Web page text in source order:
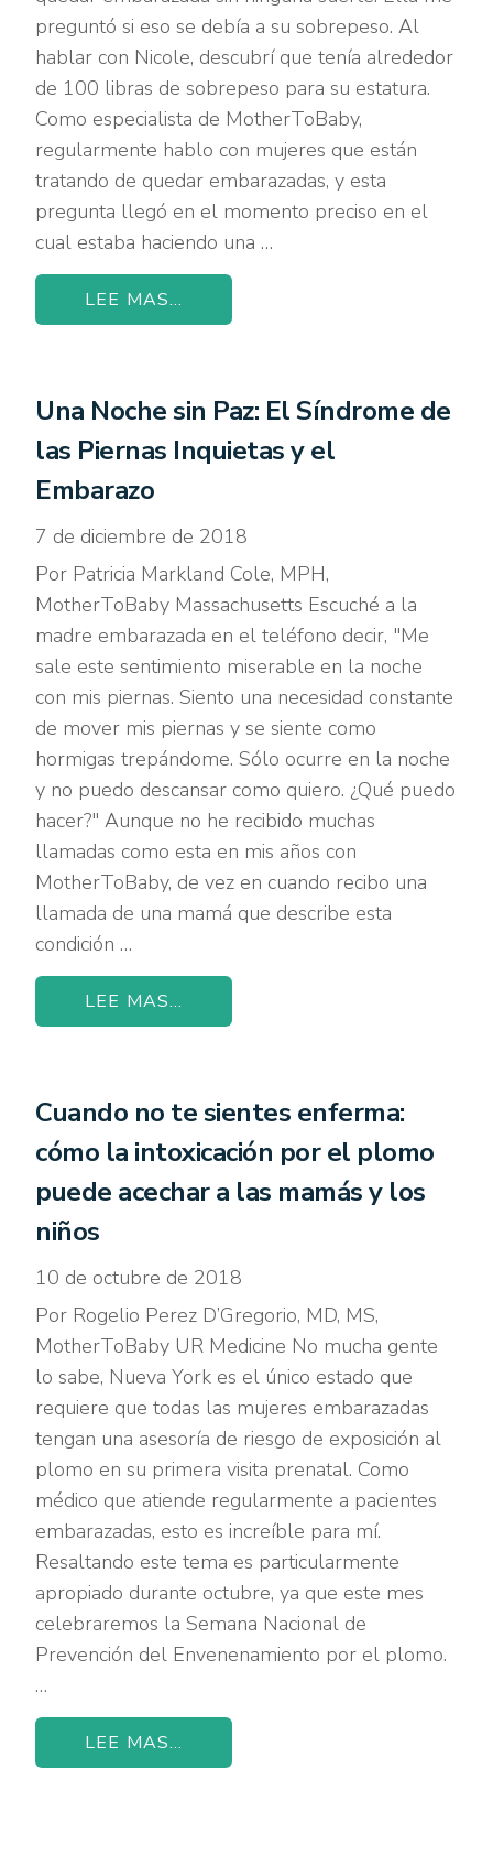
preguntó si eso se debía a su sobrepeso. Al
hablar con Nicole, descubrí que tenía alrededor
de 100 libras de sobrepeso para su estatura.
Como especialista de MotherToBaby,
regularmente hablo con mujeres que están
tratando de quedar embarazadas, y esta
pregunta llegó en el momento preciso en el
cual estaba haciendo una …
LEE MAS...
Una Noche sin Paz: El Síndrome de
las Piernas Inquietas y el
Embarazo
7 de diciembre de 2018
Por Patricia Markland Cole, MPH,
MotherToBaby Massachusetts Escuché a la
madre embarazada en el teléfono decir, "Me
sale este sentimiento miserable en la noche
con mis piernas. Siento una necesidad constante
de mover mis piernas y se siente como
hormigas trepándome. Sólo ocurre en la noche
y no puedo descansar como quiero. ¿Qué puedo
hacer?" Aunque no he recibido muchas
llamadas como esta en mis años con
MotherToBaby, de vez en cuando recibo una
llamada de una mamá que describe esta
condición …
LEE MAS...
Cuando no te sientes enferma:
cómo la intoxicación por el plomo
puede acechar a las mamás y los
niños
10 de octubre de 2018
Por Rogelio Perez D’Gregorio, MD, MS,
MotherToBaby UR Medicine No mucha gente
lo sabe, Nueva York es el único estado que
requiere que todas las mujeres embarazadas
tengan una asesoría de riesgo de exposición al
plomo en su primera visita prenatal. Como
médico que atiende regularmente a pacientes
embarazadas, esto es increíble para mí.
Resaltando este tema es particularmente
apropiado durante octubre, ya que este mes
celebraremos la Semana Nacional de
Prevención del Envenenamiento por el plomo.
…
LEE MAS...